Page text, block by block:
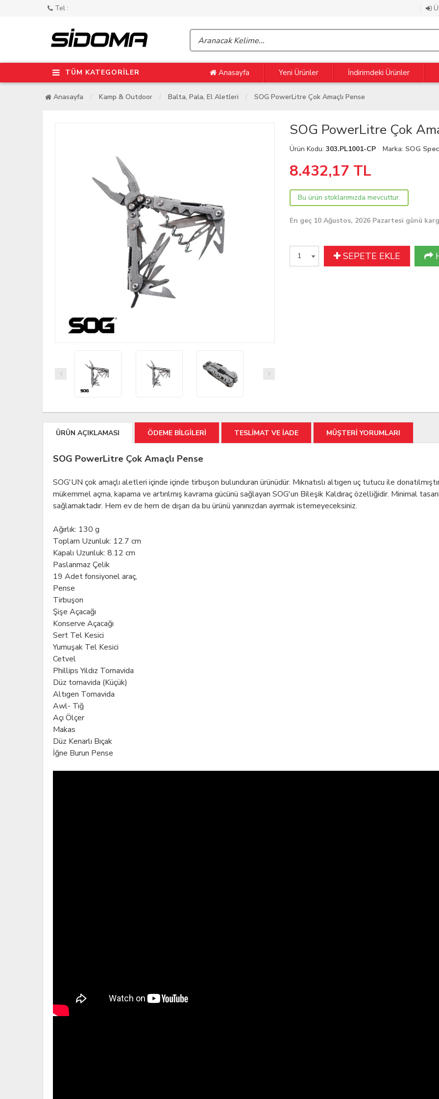
Tel :
TÜM KATEGORİLER Anasayfa Yeni Ürünler İndirimdeki Ürünler
Anasayfa Kamp & Outdoor Balta, Pala, El Aletleri SOG PowerLitre Çok Amaçlı Pense
SOG PowerLitre Çok
Ürün Kodu:303.PL1001-CP Marka: SOG
8.432,17 TL
Bu ürün stoklarımızda mevcuttur.
En geç 10 Ağustos, 2026 Pazartesi günü
SEPETE EKLE
ÜRÜN AÇIKLAMASI ÖDEME BİLGİLERİ TESLİMAT VE İADE MÜŞTERİ YORUMLARI
SOG PowerLitre Çok Amaçlı Pense
SOG'UN çok amaçlı aletleri içinde içinde tirbuşon bulunduran ürünüdür. Mıknatıslı altıgen uç tutucu ile
mükemmel açma, kapama ve artırılmış kavrama gücünü sağlayan SOG'un Bileşik Kaldıraç özelliğidir. Minimal
sağlamaktadır. Hem ev de hem de dışarı da bu ürünü yanınızdan ayırmak istemeyeceksiniz.
Ağırlık: 130 g
Toplam Uzunluk: 12.7 cm
Kapalı Uzunluk: 8.12 cm
Paslanmaz Çelik
19 Adet fonsiyonel araç,
Pense
Tirbuşon
Şişe Açacağı
Konserve Açacağı
Sert Tel Kesici
Yumuşak Tel Kesici
Cetvel
Phillips Yıldız Tornavida
Düz tornavida (Küçük)
Altıgen Tornavida
Awl- Tığ
Açı Ölçer
Makas
Düz Kenarlı Bıçak
İğne Burun Pense